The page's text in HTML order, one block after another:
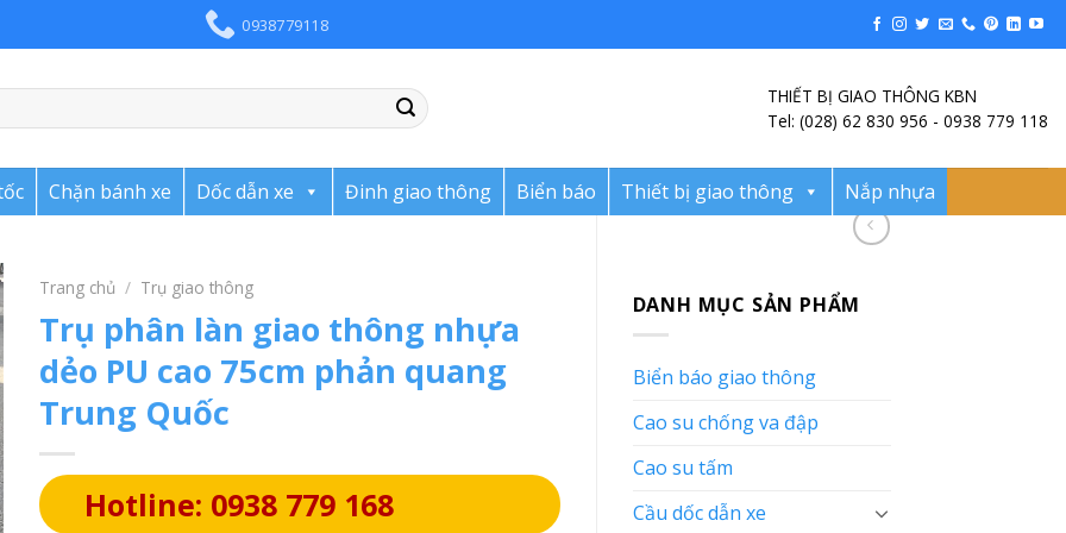
0938779118
THIẾT BỊ GIAO THÔNG KBN
Tel: (028) 62 830 956 - 0938 779 118
Chặn bánh xe Dốc dẫn xe Đinh giao thông Biển báo Thiết bị giao thông Nắp nhựa
DANH MỤC SẢN PHẨM
Biển báo giao thông
Cao su chống va đập
Cao su tấm
Cầu dốc dẫn xe
Trang chủ / Trụ giao thông
Trụ phân làn giao thông nhựa
dẻo PU cao 75cm phản quang
Trung Quốc
Hotline: 0938 779 168